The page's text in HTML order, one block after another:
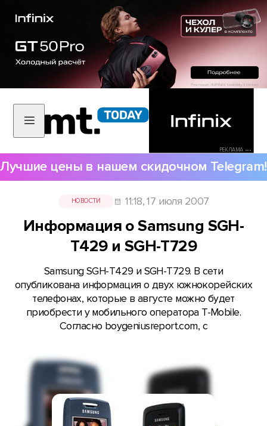
РЕКЛАМА •••
Лучшие цены в нашем скидочном Telegram!
НОВОСТИ 11:18, 17 июля 2007
Информация о Samsung SGH-
T429 и SGH-T729
Samsung SGH-T429 и SGH-T729. В сети
опубликована информация о двух южнокорейских
телефонах, которые в августе можно будет
приобрести у мобильного оператора T-Mobile.
Согласно boygeniusreport.com, с